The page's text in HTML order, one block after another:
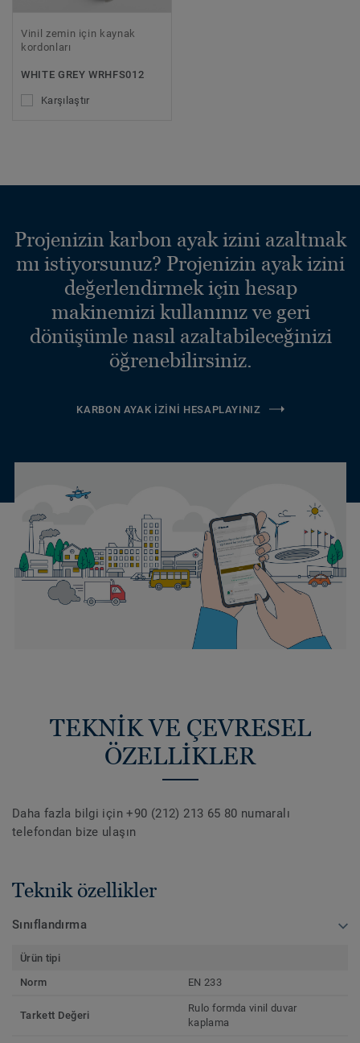
Vinil zemin için kaynak
kordonları
WHITE GREY WRHFS012
Karşılaştır
Projenizin karbon ayak izini azaltmak
mı istiyorsunuz? Projenizin ayak izini
değerlendirmek için hesap
makinemizi kullanınız ve geri
dönüşümle nasıl azaltabileceğinizi
öğrenebilirsiniz.
KARBON AYAK İZINI HESAPLAYINIZ
TEKNİK VE ÇEVRESEL
ÖZELLİKLER
Daha fazla bilgi için +90 (212) 213 65 80 numaralı
telefondan bize ulaşın
Teknik özellikler
Sınıflandırma
Ürün tipi
Norm
EN 233
Tarkett Değeri
Rulo formda vinil duvar
kaplama